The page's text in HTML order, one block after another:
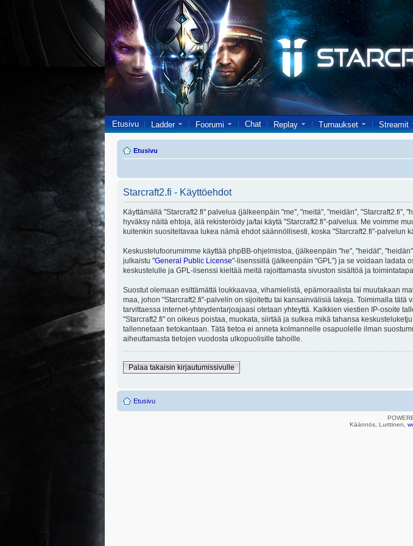
Etusivu Ladder Foorumi Chat Replay Turnaukset Streamit
Etusivu
Starcraft2.fi - Käyttöehdot
Käyttämällä "Starcraft2.fi" palvelua (jälkeenpäin "me", "meitä", "meidän",
hyväksy näitä ehtoja, älä rekisteröidy ja/tai käytä "Starcraft2.fi"-palvelua. Me voimme
kuitenkin suositeltavaa lukea nämä ehdot säännöllisesti, koska "Starcraft2.fi"-palvelun
Keskustelufoorumimme käyttää phpBB-ohjelmistoa, (jälkeenpäin "he", "heidät",
julkaistu "General Public License"-lisenssillä (jälkeenpäin "GPL") ja se voidaan ladata
keskustelulle ja GPL-lisenssi kieltää meitä rajoittamasta sivuston sisältöä ja
Suostut olemaan esittämättä loukkaavaa, vihamielistä, epämoraalista tai muutakaan
maa, johon "Starcraft2.fi"-palvelin on sijoitettu tai kansainvälisiä lakeja. Toimimalla
tarvittaessa internet-yhteydentarjoajaasi otetaan yhteyttä. Kaikkien viestien IP-osoite
"Starcraft2.fi" on oikeus poistaa, muokata, siirtää ja sulkea mikä tahansa
tallennetaan tietokantaan. Tätä tietoa ei anneta kolmannelle osapuolelle ilman
aiheuttamasta tietojen vuodosta ulkopuolisille tahoille.
Palaa takaisin kirjautumissivulle
Etusivu
Käännös, Lurttinen,